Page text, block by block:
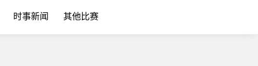
时事新闻 其他比赛